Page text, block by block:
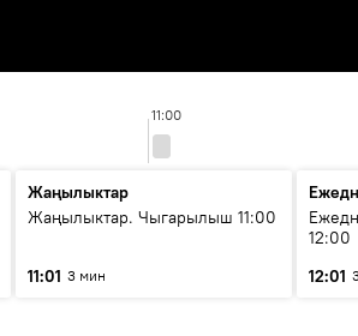
11:00
Жаңылыктар
Жаңылыктар. Чыгарылыш 11:00
11:01 3 мин
12:00
12:01